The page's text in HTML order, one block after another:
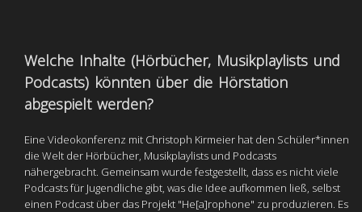
Welche Inhalte (Hörbücher, Musikplaylists und
Podcasts) könnten über die Hörstation
abgespielt werden?
Eine Videokonferenz mit Christoph Kirmeier hat den Schüler*innen
die Welt der Hörbücher, Musikplaylists und Podcasts
nähergebracht. Gemeinsam wurde festgestellt, dass es nicht viele
Podcasts für Jugendliche gibt, was die Idee aufkommen ließ, selbst
einen Podcast über das Projekt "He[a]rophone" zu produzieren. Es